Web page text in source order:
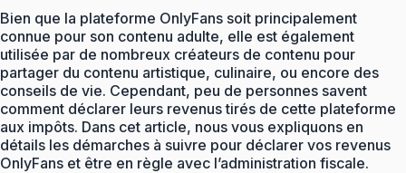
Bien que la plateforme OnlyFans soit principalement
connue pour son contenu adulte, elle est également
utilisée par de nombreux créateurs de contenu pour
partager du contenu artistique, culinaire, ou encore des
conseils de vie. Cependant, peu de personnes savent
comment déclarer leurs revenus tirés de cette plateforme
aux impôts. Dans cet article, nous vous expliquons en
détails les démarches à suivre pour déclarer vos revenus
OnlyFans et être en règle avec l’administration fiscale.